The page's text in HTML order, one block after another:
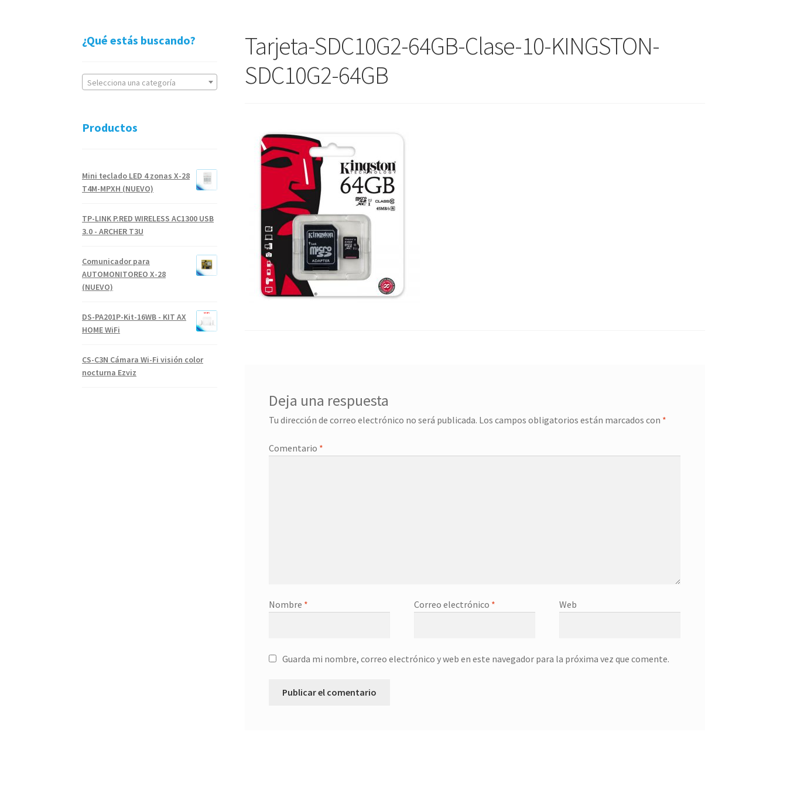
Tarjeta-SDC10G2-64GB-Clase-10-KINGSTON-
SDC10G2-64GB
Deja una respuesta
Tu dirección de correo electrónico no será publicada. Los campos obligatorios están marcados con *
Comentario *
Nombre * Correo electrónico * Web
Guarda mi nombre, correo electrónico y web en este navegador para la próxima vez que comente.
¿Qué estás buscando?
Selecciona una categoría
Productos
Mini teclado LED 4 zonas X-28
T4M-MPXH (NUEVO)
TP-LINK P.RED WIRELESS AC1300 USB
3.0 - ARCHER T3U
Comunicador para
AUTOMONITOREO X-28
(NUEVO)
DS-PA201P-Kit-16WB - KIT AX
HOME WiFi
CS-C3N Cámara Wi-Fi visión color
nocturna Ezviz